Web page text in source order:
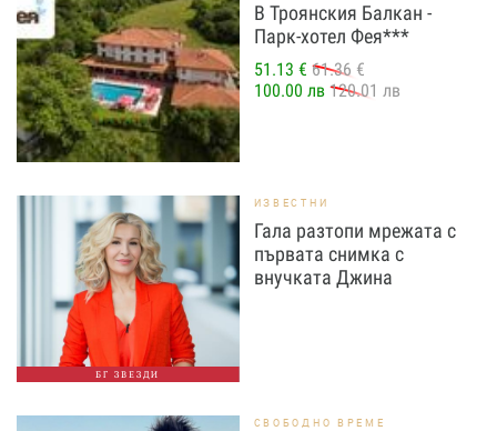
В Троянския Балкан -
Парк-хотел Фея***
51.13 € 61.36 €
100.00 лв 120.01 лв
БГ ЗВЕЗДИ
ИЗВЕСТНИ
Гала разтопи мрежата с
първата снимка с
внучката Джина
СВОБОДНО ВРЕМЕ